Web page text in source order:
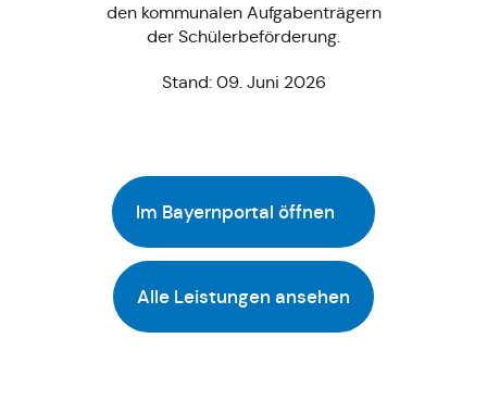
den kommunalen Aufgabenträgern
der Schülerbeförderung.
Stand: 09. Juni 2026
Im Bayernportal öffnen
Alle Leistungen ansehen